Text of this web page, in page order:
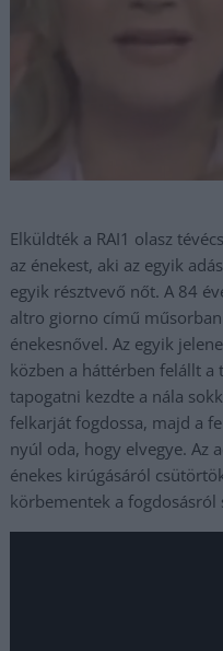
Elküldték a RAI1 olasz
az énekest, aki az egyik
egyik résztvevő nőt. A 84
altro giorno című
énekesnővel. Az egyik
közben a háttérben felállt a
tapogatni kezdte a nála
felkarját fogdossa, majd a
nyúl oda, hogy elvegye. Az
énekes kirúgásáról
körbementek a fogdosásról